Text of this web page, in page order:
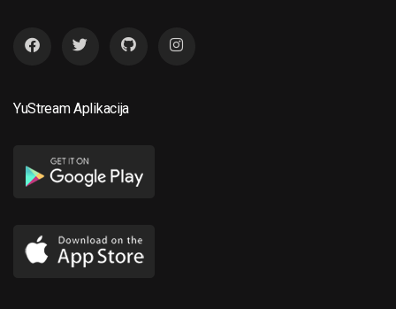
YuStream Aplikacija